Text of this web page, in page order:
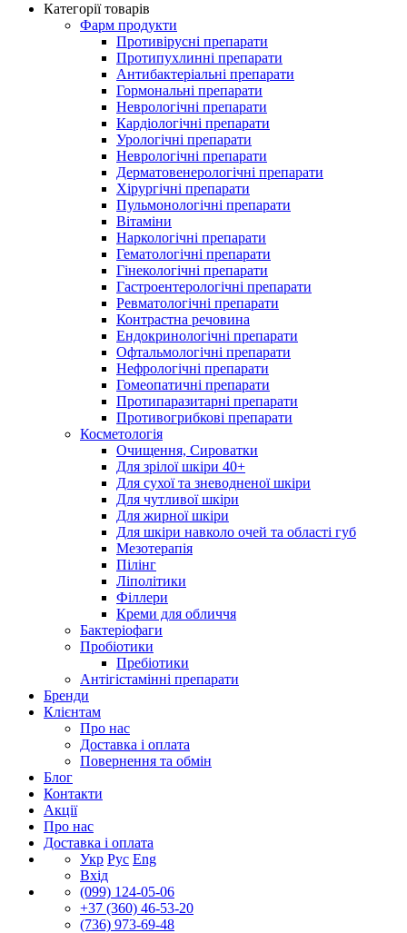
Категорії товарів
Фарм продукти
Противірусні препарати
Протипухлинні препарати
Антибактеріальні препарати
Гормональні препарати
Неврологічні препарати
Кардіологічні препарати
Урологічні препарати
Неврологічні препарати
Дерматовенерологічні препарати
Хірургічні препарати
Пульмонологічні препарати
Вітаміни
Наркологічні препарати
Гематологічні препарати
Гінекологічні препарати
Гастроентерологічні препарати
Ревматологічні препарати
Контрастна речовина
Eндокринологічні препарати
Офтальмологічні препарати
Нефрологічні препарати
Гомеопатичні препарати
Протипаразитарні препарати
Противогрибкові препарати
Косметологія
Очищення, Сироватки
Для зрілої шкіри 40+
Для сухої та зневодненої шкіри
Для чутливої шкіри
Для жирної шкіри
Для шкіри навколо очей та області губ
Мезотерапія
Пілінг
Ліполітики
Філлери
Креми для обличчя
Бактеріофаги
Пробіотики
Пребіотики
Антігістамінні препарати
Бренди
Клієнтам
Про нас
Доставка і оплата
Повернення та обмін
Блог
Контакти
Акції
Про нас
Доставка і оплата
Укр Рус Eng
Вхід
(099) 124-05-06
+37 (360) 46-53-20
(736) 973-69-48